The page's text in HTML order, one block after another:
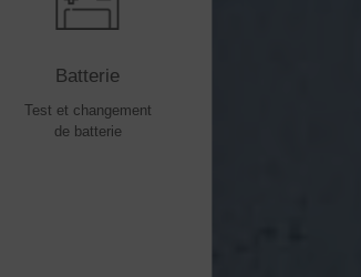
Batterie
Test et changement
de batterie